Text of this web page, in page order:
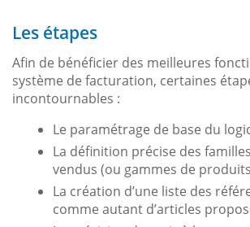
Les étapes
Afin de bénéficier des meilleures
système de facturation, certaines
incontournables :
Le paramétrage de base du
La définition précise des
vendus (ou gammes de
La création d’une liste des
comme autant d’articles